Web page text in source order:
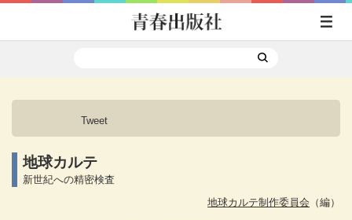
Tweet
地球カルテ
新世紀への精密検査
地球カルテ制作委員会 （編）